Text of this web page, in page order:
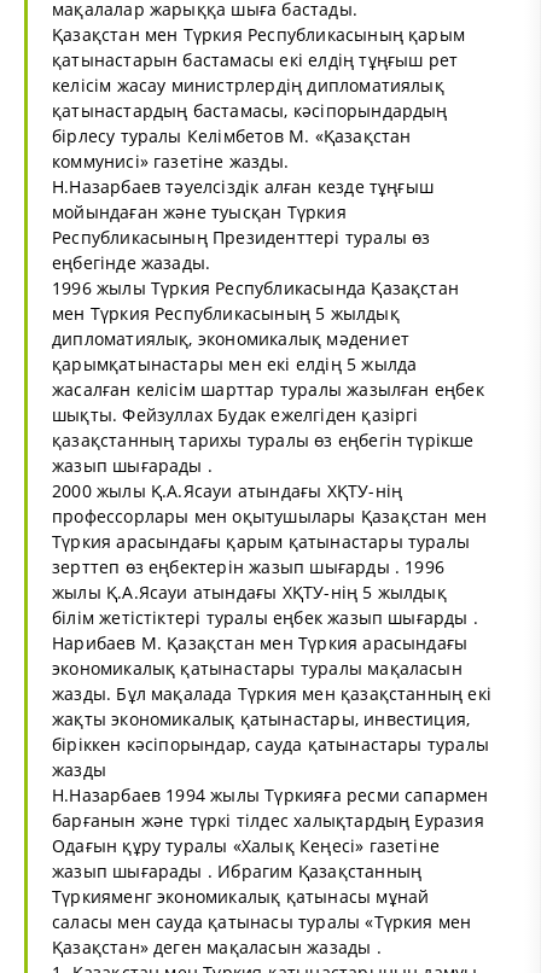
мақалалар жарыққа шыға бастады.
Қазақстан мен Түркия Республикасының қарым
қатынастарын бастамасы екі елдің тұңғыш рет
келісім жасау министрлердің дипломатиялық
қатынастардың бастамасы, кәсіпорындардың
бірлесу туралы Келімбетов М. «Қазақстан
коммунисі» газетіне жазды.
Н.Назарбаев тәуелсіздік алған кезде тұңғыш
мойындаған және туысқан Түркия
Республикасының Президенттері туралы өз
еңбегінде жазады.
1996 жылы Түркия Республикасында Қазақстан
мен Түркия Республикасының 5 жылдық
дипломатиялық, экономикалық мәдениет
қарымқатынастары мен екі елдің 5 жылда
жасалған келісім шарттар туралы жазылған еңбек
шықты. Фейзуллах Будак ежелгіден қазіргі
қазақстанның тарихы туралы өз еңбегін түрікше
жазып шығарады .
2000 жылы Қ.А.Ясауи атындағы ХҚТУ-нің
профессорлары мен оқытушылары Қазақстан мен
Түркия арасындағы қарым қатынастары туралы
зерттеп өз еңбектерін жазып шығарды . 1996
жылы Қ.А.Ясауи атындағы ХҚТУ-нің 5 жылдық
білім жетістіктері туралы еңбек жазып шығарды .
Нарибаев М. Қазақстан мен Түркия арасындағы
экономикалық қатынастары туралы мақаласын
жазды. Бұл мақалада Түркия мен қазақстанның екі
жақты экономикалық қатынастары, инвестиция,
біріккен кәсіпорындар, сауда қатынастары туралы
жазды
Н.Назарбаев 1994 жылы Түркияға ресми сапармен
барғанын және түркі тілдес халықтардың Еуразия
Одағын құру туралы «Халық Кеңесі» газетіне
жазып шығарады . Ибрагим Қазақстанның
Түркияменг экономикалық қатынасы мұнай
саласы мен сауда қатынасы туралы «Түркия мен
Қазақстан» деген мақаласын жазады .